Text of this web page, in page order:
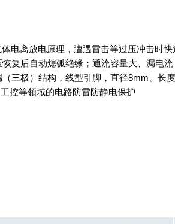
电离放电原理，遭遇雷击等过压冲击时快
复后自动熄弧绝缘；通流容量大、漏电流
三极）结构，线型引脚，直径8mm、长度
控等领域的电路防雷防静电保护